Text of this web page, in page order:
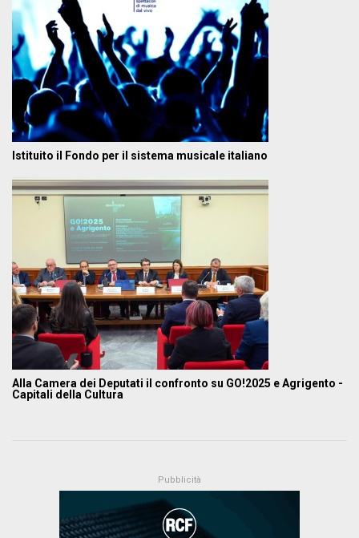
Istituito il Fondo per il sistema musicale italiano
Alla Camera dei Deputati il confronto su GO!2025 e Agrigento -
Capitali della Cultura